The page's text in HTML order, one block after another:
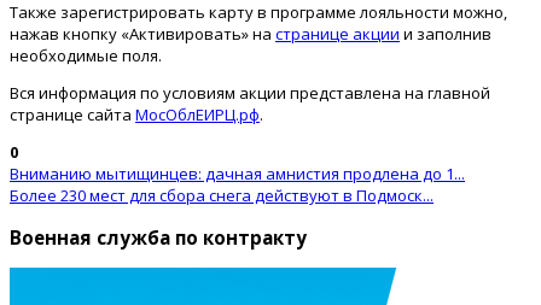
Также зарегистрировать карту в программе лояльности можно,
нажав кнопку «Активировать» на странице акции и заполнив
необходимые поля.
Вся информация по условиям акции представлена на главной
странице сайта МосОблЕИРЦ.рф.
0
Вниманию мытищинцев: дачная амнистия продлена до 1...
Более 230 мест для сбора снега действуют в Подмоск...
Военная служба по контракту